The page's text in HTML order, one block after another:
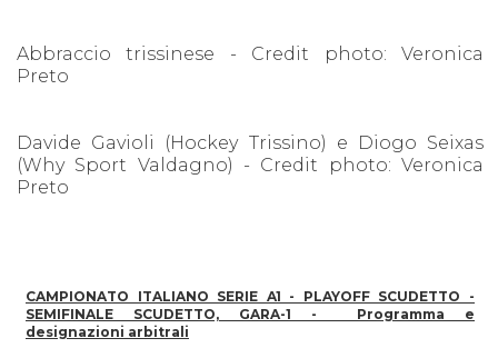
Abbraccio trissinese - Credit photo: Veronica
Preto
Davide Gavioli (Hockey Trissino) e Diogo Seixas
(Why Sport Valdagno) - Credit photo: Veronica
Preto
CAMPIONATO ITALIANO SERIE A1 - PLAYOFF SCUDETTO -
SEMIFINALE SCUDETTO, GARA-1 -
Programma e
designazioni arbitrali